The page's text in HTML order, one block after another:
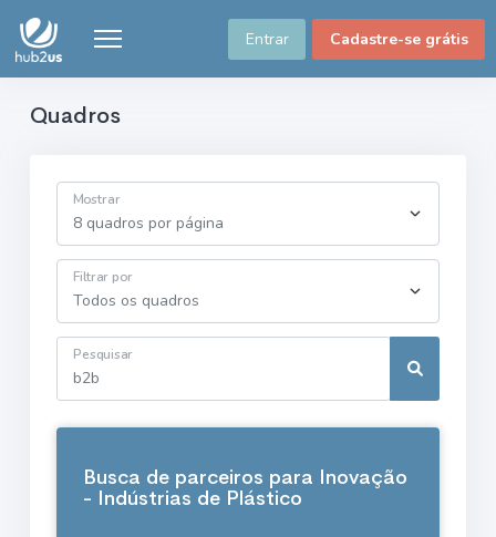
Entrar Cadastre-se grátis
Quadros
Mostrar
Filtrar por
Pesquisar
Busca de parceiros para Inovação
- Indústrias de Plástico